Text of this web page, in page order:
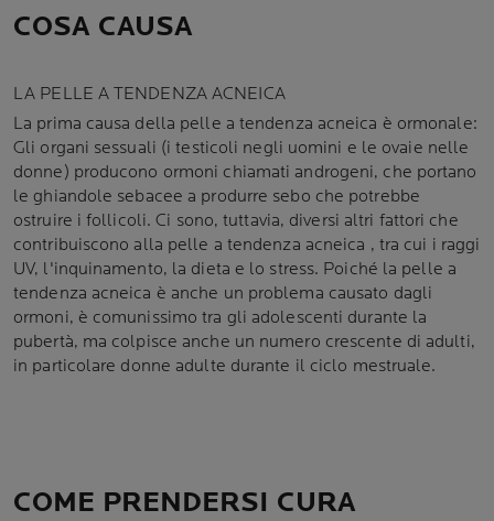
COSA CAUSA
LA PELLE A TENDENZA ACNEICA
La prima causa della pelle a tendenza acneica è ormonale:
Gli organi sessuali (i testicoli negli uomini e le ovaie nelle
donne) producono ormoni chiamati androgeni, che portano
le ghiandole sebacee a produrre sebo che potrebbe
ostruire i follicoli. Ci sono, tuttavia, diversi altri fattori che
contribuiscono alla pelle a tendenza acneica , tra cui i raggi
UV, l'inquinamento, la dieta e lo stress. Poiché la pelle a
tendenza acneica è anche un problema causato dagli
ormoni, è comunissimo tra gli adolescenti durante la
pubertà, ma colpisce anche un numero crescente di adulti,
in particolare donne adulte durante il ciclo mestruale.
COME PRENDERSI CURA